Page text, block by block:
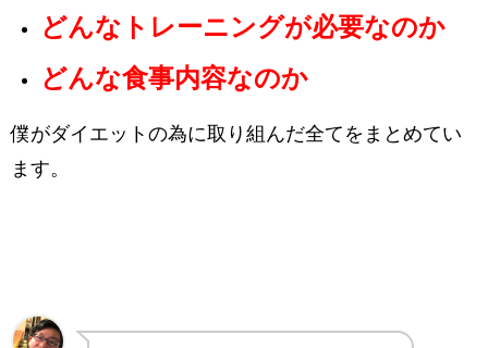
どんなトレーニングが必要なのか
どんな食事内容なのか
僕がダイエットの為に取り組んだ全てをまとめてい
ます。